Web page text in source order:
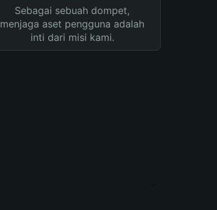
Sebagai sebuah dompet,
menjaga aset pengguna adalah
inti dari misi kami.